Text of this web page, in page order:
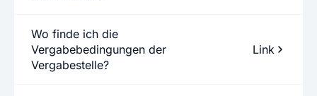
Wo finde ich die
Vergabebedingungen der
Vergabestelle?
Link